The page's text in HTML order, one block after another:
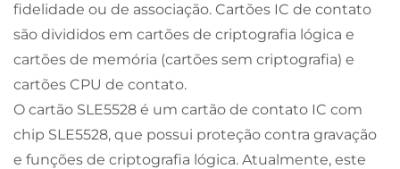
fidelidade ou de associação. Cartões IC de contato
são divididos em cartões de criptografia lógica e
cartões de memória (cartões sem criptografia) e
cartões CPU de contato.
O cartão SLE5528 é um cartão de contato IC com
chip SLE5528, que possui proteção contra gravação
e funções de criptografia lógica. Atualmente, este